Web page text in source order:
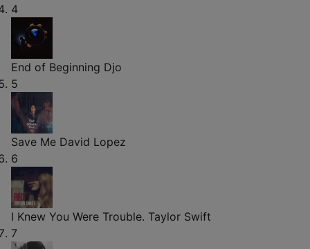
4
End of Beginning Djo
5
Save Me David Lopez
6
I Knew You Were Trouble. Taylor Swift
7